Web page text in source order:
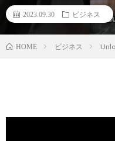
2023.09.30 ビジネス
HOME ビジネス